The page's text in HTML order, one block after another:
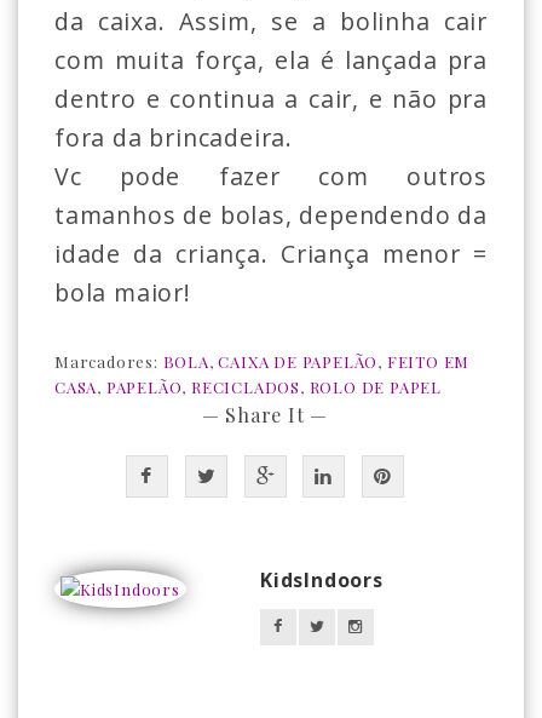
da caixa. Assim, se a bolinha cair
com muita força, ela é lançada pra
dentro e continua a cair, e não pra
fora da brincadeira.
Vc pode fazer com outros
tamanhos de bolas, dependendo da
idade da criança. Criança menor =
bola maior!
Marcadores: BOLA,CAIXA DE PAPELÃO, FEITO EM
CASA, PAPELÃO, RECICLADOS, ROLO DE PAPEL
— Share It —
KidsIndoors